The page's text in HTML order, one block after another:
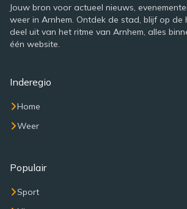
Jouw bron voor actueel nieuws,
weer in Arnhem. Ontdek de stad, blijf op de
deel uit van het ritme van Arnhem, alles
één website.
Inderegio
Home
Weer
Populair
Sport